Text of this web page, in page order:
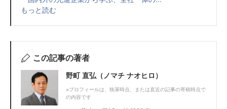
もっと読む
この記事の著者
野町 直弘（ノマチ ナオヒロ）
※プロフィールは、執筆時点、または直近の記事の寄稿時点で
の内容です